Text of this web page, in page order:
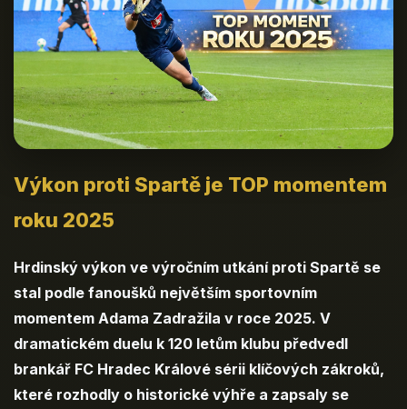
Výkon proti Spartě je TOP momentem
roku 2025
Hrdinský výkon ve výročním utkání proti Spartě se
stal podle fanoušků největším sportovním
momentem Adama Zadražila v roce 2025. V
dramatickém duelu k 120 letům klubu předvedl
brankář FC Hradec Králové sérii klíčových zákroků,
které rozhodly o historické výhře a zapsaly se